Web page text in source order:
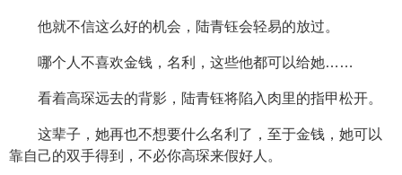
他就不信这么好的机会，陆青钰会轻易的放过。
哪个人不喜欢金钱，名利，这些他都可以给她……
看着高琛远去的背影，陆青钰将陷入肉里的指甲松开。
这辈子，她再也不想要什么名利了，至于金钱，她可以
靠自己的双手得到，不必你高琛来假好人。